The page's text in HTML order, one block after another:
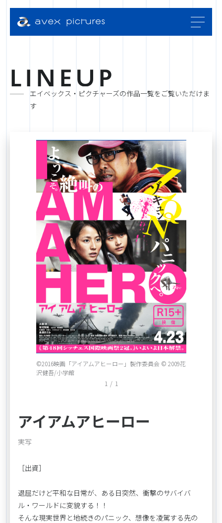
N E P
エイベックス・ピクチャーズの作品一覧をご覧いただけま
す
アイアムアヒーロー
実写
［出資］
退屈だけど平和な日常が、ある日突然、衝撃のサバイバ
ル・ワールドに変貌する！！
そんな現実世界と地続きのパニック、想像を凌駕する先の
Item
1
©2016映画「アイアムアヒーロー」製作委員会 © 2009花
沢健吾/小学館
1 / 1